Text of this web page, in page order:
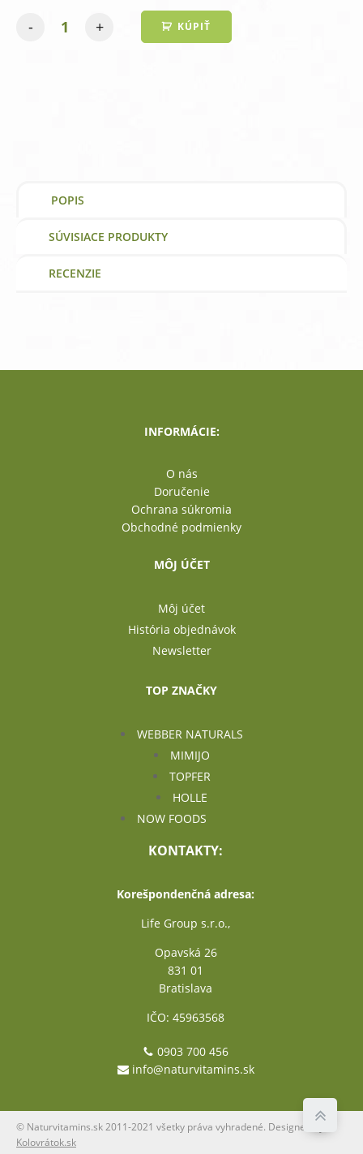
- + KÚPIŤ
POPIS
SÚVISIACE PRODUKTY
RECENZIE
INFORMÁCIE:
O nás
Doručenie
Ochrana súkromia
Obchodné podmienky
MÔJ ÚČET
Môj účet
História objednávok
Newsletter
TOP ZNAČKY
WEBBER NATURALS
MIMIJO
TOPFER
HOLLE
NOW FOODS
KONTAKTY:
Korešpondenčná adresa:
Life Group s.r.o.,
Opavská 26
831 01
Bratislava
IČO: 45963568
0903 700 456
info@naturvitamins.sk
© Naturvitamins.sk 2011-2021 všetky práva vyhradené. Designed by
Kolovrátok.sk